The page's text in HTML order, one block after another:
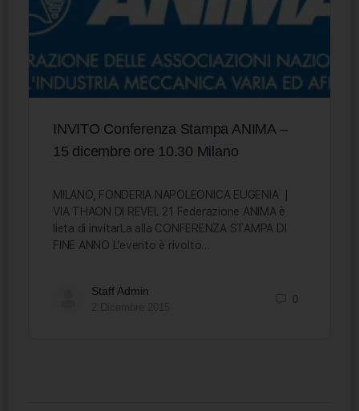
INVITO Conferenza Stampa ANIMA –
15 dicembre ore 10.30 Milano
MILANO, FONDERIA NAPOLEONICA EUGENIA |
VIA THAON DI REVEL 21 Federazione ANIMA è
lieta di invitarLa alla CONFERENZA STAMPA DI
FINE ANNO L’evento è rivolto…
Staff Admin
0